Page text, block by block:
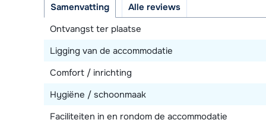
Samenvatting
Alle reviews
Ontvangst ter plaatse
Ligging van de accommodatie
Comfort / inrichting
Hygiëne / schoonmaak
Faciliteiten in en rondom de accommodatie